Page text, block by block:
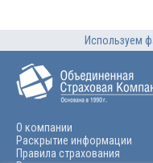
Используем
О компании
Раскрытие информации
Правила страхования